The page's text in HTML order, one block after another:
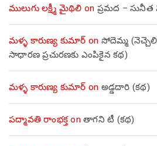
ములుగు లక్ష్మీ మైథిలి on ప్రమద –
మళ్ళ కారుణ్య కుమార్ on సోదెమ్మ
సాధారణ ప్రచురణకు ఎంపికైన కథ)
మళ్ళ కారుణ్య కుమార్ on అడ్డదారి (కథ)
పద్మావతి రాంభక్తon తాగని టీ (కథ)